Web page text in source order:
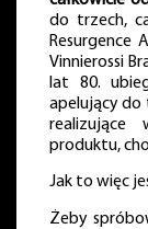
do trzech,
Resurgence
Vinnierossi
lat 80.
apelujący do
realizujące
produktu,
Jak to więc
Żeby